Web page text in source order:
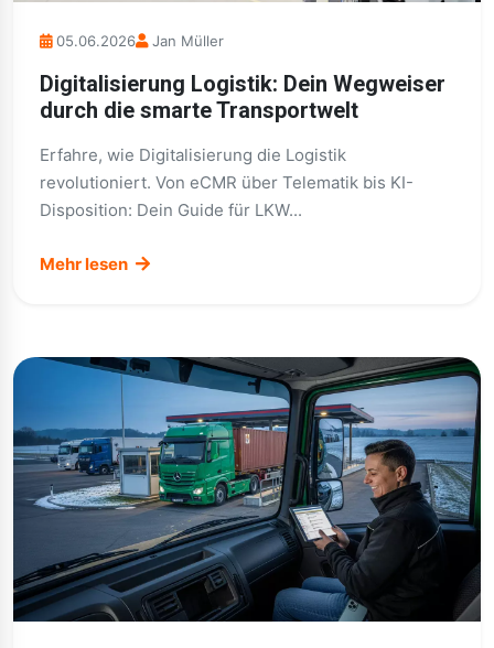
05.06.2026 Jan Müller
Digitalisierung Logistik: Dein Wegweiser
durch die smarte Transportwelt
Erfahre, wie Digitalisierung die Logistik
revolutioniert. Von eCMR über Telematik bis KI-
Disposition: Dein Guide für LKW...
Mehr lesen